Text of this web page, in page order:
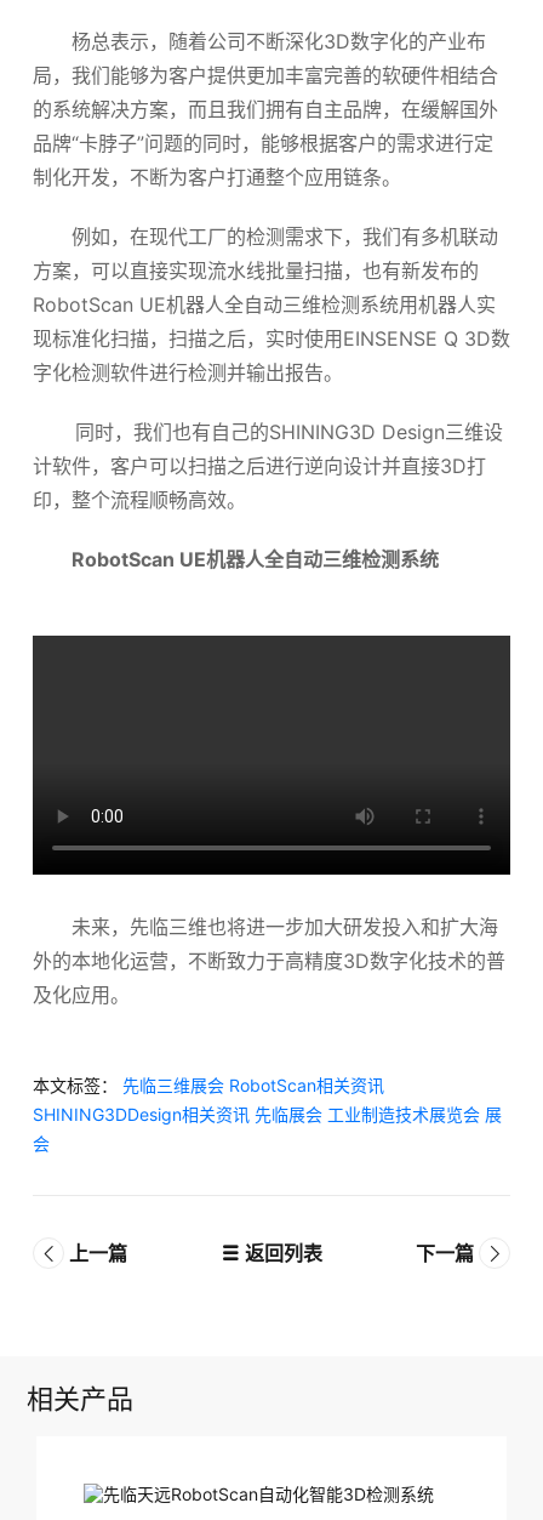
杨总表示，随着公司不断深化3D数字化的产业布
局，我们能够为客户提供更加丰富完善的软硬件相结合
的系统解决方案，而且我们拥有自主品牌，在缓解国外
品牌“卡脖子”问题的同时，能够根据客户的需求进行定
制化开发，不断为客户打通整个应用链条。
例如，在现代工厂的检测需求下，我们有多机联动
方案，可以直接实现流水线批量扫描，也有新发布的
RobotScan UE机器人全自动三维检测系统用机器人实
现标准化扫描，扫描之后，实时使用EINSENSE Q 3D数
字化检测软件进行检测并输出报告。
同时，我们也有自己的SHINING3D Design三维设
计软件，客户可以扫描之后进行逆向设计并直接3D打
印，整个流程顺畅高效。
RobotScan UE机器人全自动三维检测系统
未来，先临三维也将进一步加大研发投入和扩大海
外的本地化运营，不断致力于高精度3D数字化技术的普
及化应用。
本文标签： 先临三维展会 RobotScan相关资讯
SHINING3DDesign相关资讯 先临展会 工业制造技术展览会 展
会
上一篇 返回列表 下一篇
相关产品